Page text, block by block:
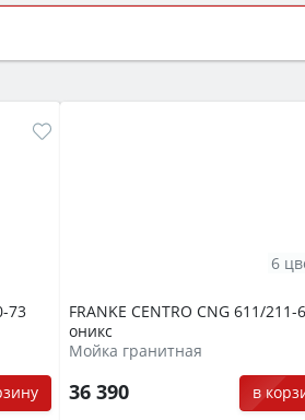
(конвекция, гриль,
73
FRANKE CENTRO CNG 611/211-
оникс
Мойка гранитная
36 390 в
6